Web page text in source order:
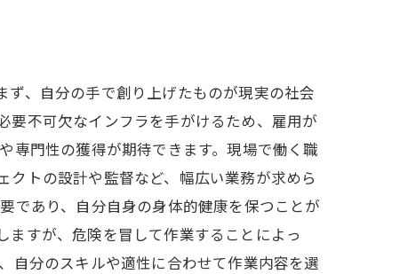
、自分の手で創り上げたものが現実の社会
要不可欠なインフラを手がけるため、雇用が
専門性の獲得が期待できます。現場で働く職
トの設計や監督など、幅広い業務が求めら
であり、自分自身の身体的健康を保つことが
すが、危険を冒して作業することによっ
自分のスキルや適性に合わせて作業内容を選